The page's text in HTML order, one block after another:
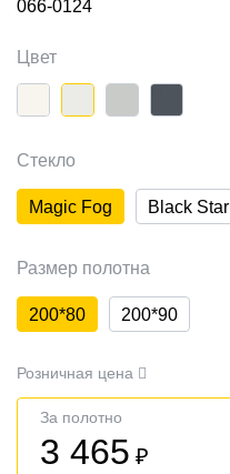
066-0124
Цвет
Стекло
Magic Fog Black Star
Размер полотна
200*80 200*90
Розничная цена
За полотно
3 465 ₽